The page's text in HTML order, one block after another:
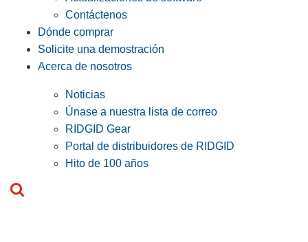
Contáctenos
Dónde comprar
Solicite una demostración
Acerca de nosotros
Noticias
Únase a nuestra lista de correo
RIDGID Gear
Portal de distribuidores de RIDGID
Hito de 100 años